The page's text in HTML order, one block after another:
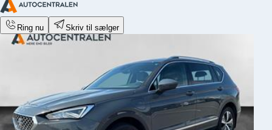
Ring nu Skriv til sælger